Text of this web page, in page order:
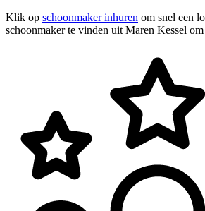
Klik op schoonmaker inhuren om snel een
schoonmaker te vinden uit Maren Kessel